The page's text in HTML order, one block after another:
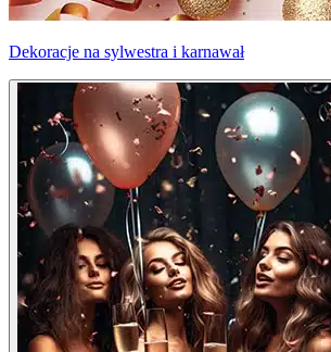
Dekoracje na sylwestra i karnawał